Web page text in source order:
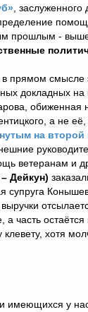
,
прошлым -
смысле
докладных
обиженная
а не
на второй
ветеранам и
Дейкун)
часть
хотя
имеющихся у